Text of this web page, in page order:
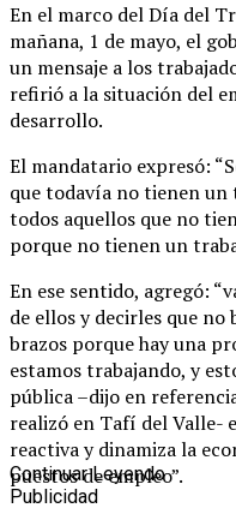
En el marco del Día del
mañana, 1 de mayo, el
un mensaje a los
refirió a la situación del
desarrollo.
El mandatario expresó:
que todavía no tienen un
todos aquellos que no
porque no tienen un
En ese sentido, agregó:
de ellos y decirles que no
brazos porque hay una
estamos trabajando, y
pública –dijo en
realizó en Tafí del Valle-
reactiva y dinamiza la
puestos de empleo”.
Continuar Leyendo
Publicidad